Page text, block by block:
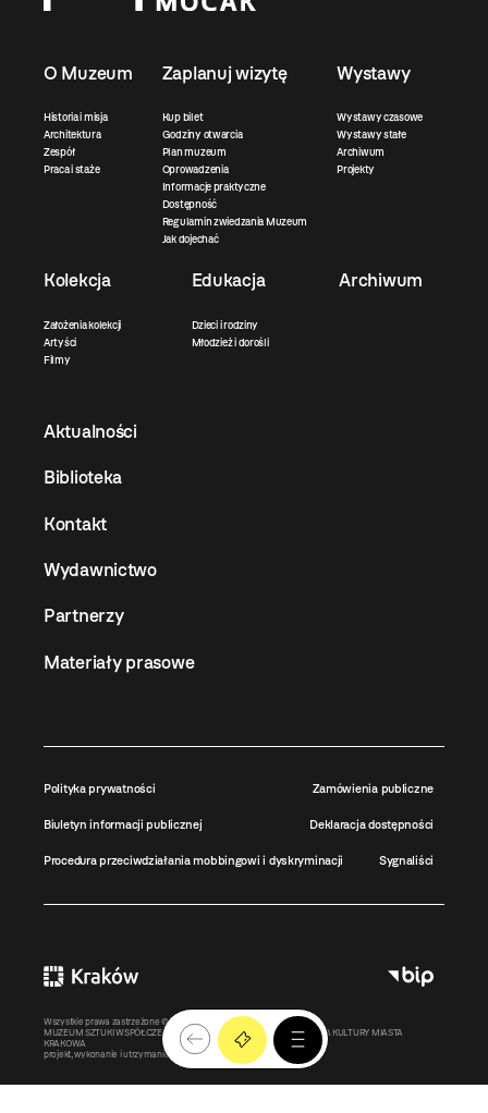
O Muzeum
Historia i misja
Architektura
Zespół
Praca i staże
Zaplanuj wizytę
Kup bilet
Godziny otwarcia
Plan muzeum
Oprowadzenia
Informacje praktyczne
Dostępność
Regulamin zwiedzania Muzeum
Jak dojechać
Wystawy
Wystawy czasowe
Wystawy stałe
Archiwum
Projekty
Kolekcja
Założenia kolekcji
Artyści
Filmy
Edukacja
Dzieci i rodziny
Młodzież i dorośli
Archiwum
Aktualności
Biblioteka
Kontakt
Wydawnictwo
Partnerzy
Materiały prasowe
Polityka prywatności Zamówienia publiczne
Biuletyn informacji publicznej Deklaracja dostępności
Procedura przeciwdziałania mobbingowi i dyskryminacji Sygnaliści
Wszystkie prawa zastrzeżone ©MOCAK
2011-2026
MUZEUM SZTUKI WSPÓŁCZESNEJ W KRAKOWIE MOCAK – INSTYTUCJA KULTURY MIASTA
KRAKOWA
projekt, wykonanie i utrzymanie:
Bonjour.pl